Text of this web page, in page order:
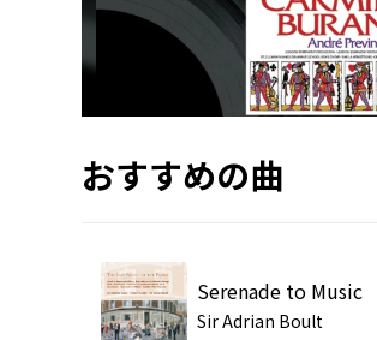
おすすめの曲
Serenade to Music
Sir Adrian Boult